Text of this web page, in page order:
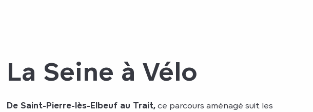
La Seine à Vélo
De Saint-Pierre-lès-Elbeuf au Trait, ce parcours aménagé suit les